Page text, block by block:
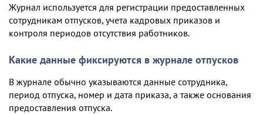
Журнал используется для регистрации предоставленных
сотрудникам отпусков, учета кадровых приказов и
контроля периодов отсутствия работников.
Какие данные фиксируются в журнале отпусков
В журнале обычно указываются данные сотрудника,
период отпуска, номер и дата приказа, а также основания
предоставления отпуска.